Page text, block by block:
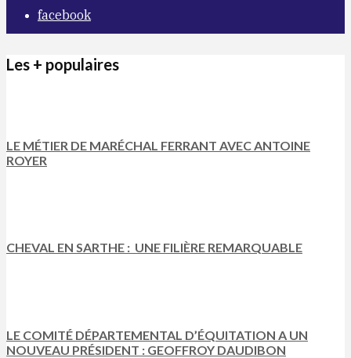
facebook
Les + populaires
LE MÉTIER DE MARÉCHAL FERRANT AVEC ANTOINE
ROYER
CHEVAL EN SARTHE : UNE FILIÈRE REMARQUABLE
LE COMITÉ DÉPARTEMENTAL D’ÉQUITATION A UN
NOUVEAU PRÉSIDENT : GEOFFROY DAUDIBON